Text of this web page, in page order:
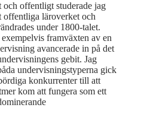
offentligt studerade jag
offentliga läroverket och
under 1800-talet.
framväxten av en
avancerade in på det
gebit. Jag
undervisningstyperna gick
konkurrenter till att
kom att fungera som ett